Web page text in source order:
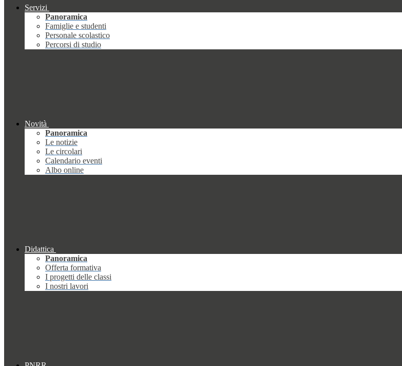
Servizi
Panoramica
Famiglie e studenti
Personale scolastico
Percorsi di studio
Novità
Panoramica
Le notizie
Le circolari
Calendario eventi
Albo online
Didattica
Panoramica
Offerta formativa
I progetti delle classi
I nostri lavori